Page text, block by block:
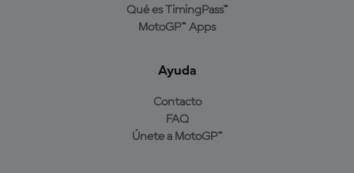
Qué es TimingPass™
MotoGP™ Apps
Ayuda
Contacto
FAQ
Únete a MotoGP™